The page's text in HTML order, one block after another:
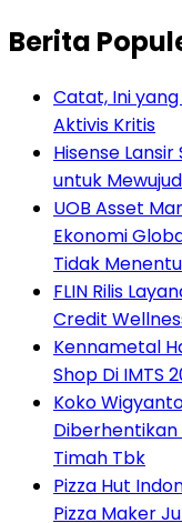
Berita
Catat, Ini
Aktivis Kritis
Hisense
untuk
UOB Asset
Ekonomi
Tidak Menentu
FLIN Rilis
Credit
Kennametal
Shop Di IMTS
Koko
Timah Tbk
Pizza Hut
Pizza Maker